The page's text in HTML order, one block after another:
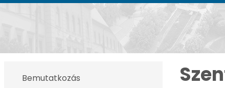
Szent István Campus
Bemutatkozás